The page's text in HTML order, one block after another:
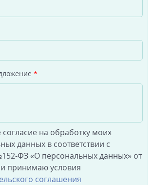
*
на обработку моих
данных в соответствии с
ФЗ «О персональных данных» от
и принимаю условия
соглашения